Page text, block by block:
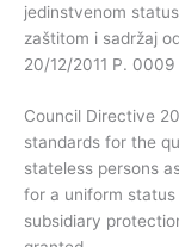
jedinstvenom
zaštitom i sadržaj
20/12/2011 P.
Council Directive
standards for the
stateless persons
for a uniform
subsidiary